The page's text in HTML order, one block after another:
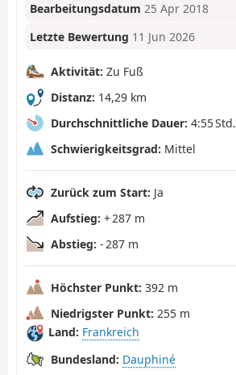
Bearbeitungsdatum 25 Apr 2018
Letzte Bewertung 11 Jun 2026
Aktivität: Zu Fuß
Distanz: 14,29 km
Durchschnittliche Dauer: 4:55 Std.
Schwierigkeitsgrad: Mittel
Zurück zum Start: Ja
Aufstieg: + 287 m
Abstieg: - 287 m
Höchster Punkt: 392 m
Niedrigster Punkt: 255 m
Land: Frankreich
Bundesland: Dauphiné